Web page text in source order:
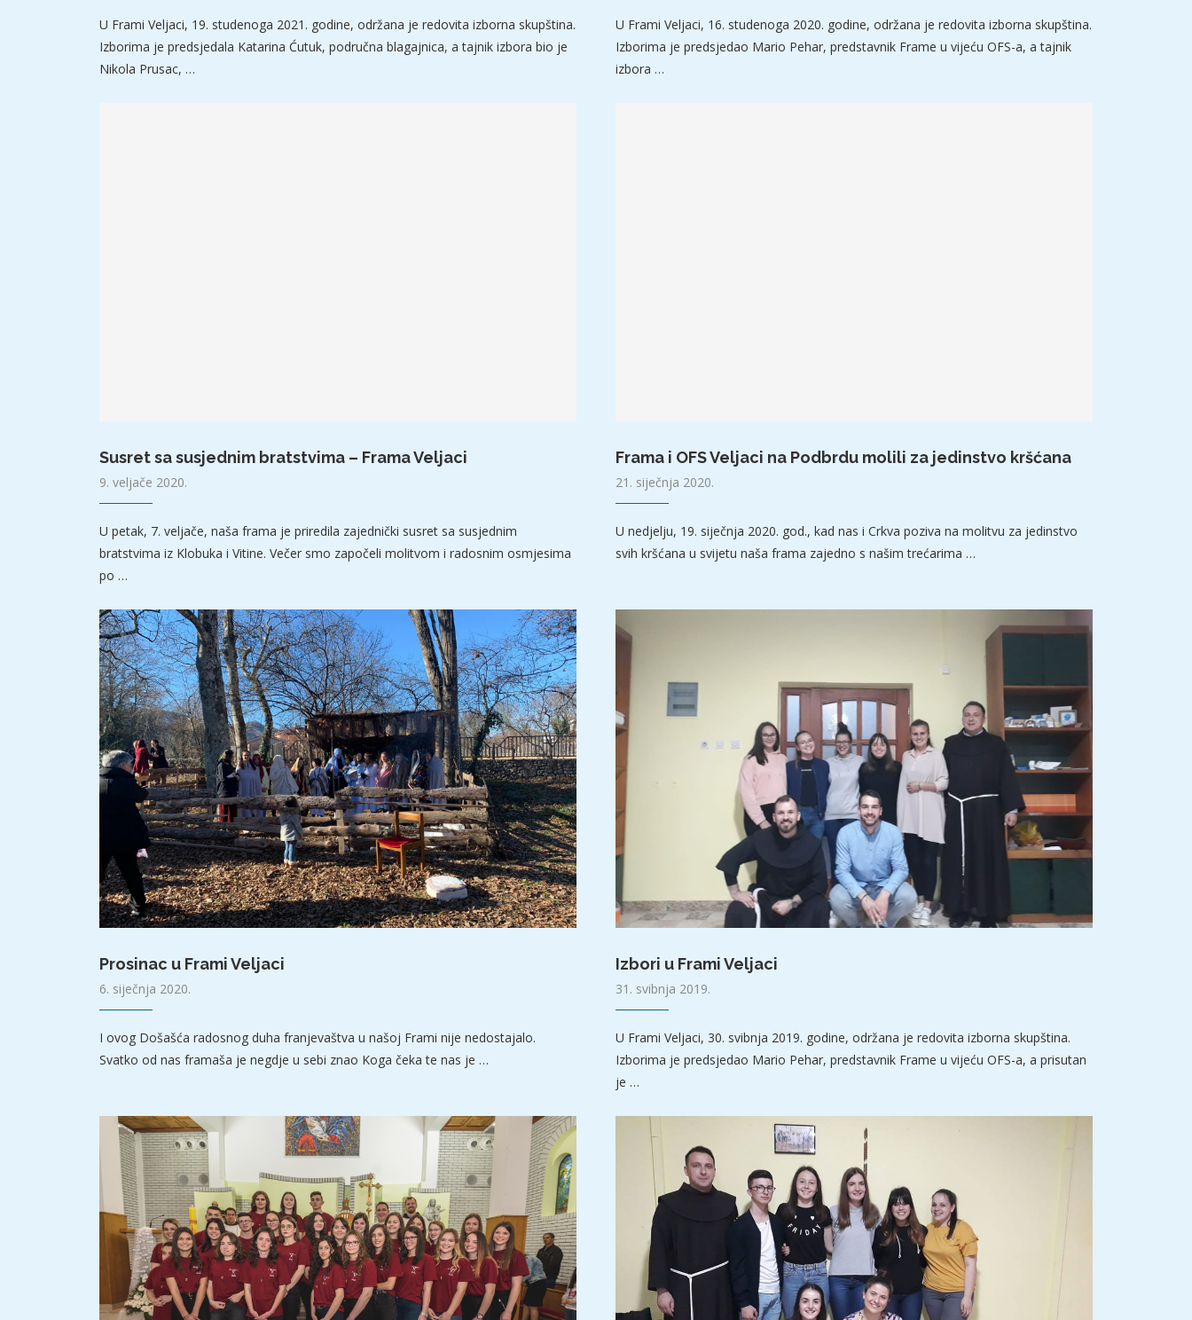
U Frami Veljaci, 19. studenoga 2021. godine, održana je redovita izborna skupština.
Izborima je predsjedala Katarina Ćutuk, područna blagajnica, a tajnik izbora bio je
Nikola Prusac, …
U Frami Veljaci, 16. studenoga 2020. godine, održana je redovita izborna skupština.
Izborima je predsjedao Mario Pehar, predstavnik Frame u vijeću OFS-a, a tajnik
izbora …
Susret sa susjednim bratstvima – Frama Veljaci
9. veljače 2020.
U petak, 7. veljače, naša frama je priredila zajednički susret sa susjednim
bratstvima iz Klobuka i Vitine. Večer smo započeli molitvom i radosnim osmjesima
po …
Frama i OFS Veljaci na Podbrdu molili za jedinstvo kršćana
21. siječnja 2020.
U nedjelju, 19. siječnja 2020. god., kad nas i Crkva poziva na molitvu za jedinstvo
svih kršćana u svijetu naša frama zajedno s našim trećarima …
Prosinac u Frami Veljaci
6. siječnja 2020.
I ovog Došašća radosnog duha franjevaštva u našoj Frami nije nedostajalo.
Svatko od nas framaša je negdje u sebi znao Koga čeka te nas je …
Izbori u Frami Veljaci
31. svibnja 2019.
U Frami Veljaci, 30. svibnja 2019. godine, održana je redovita izborna skupština.
Izborima je predsjedao Mario Pehar, predstavnik Frame u vijeću OFS-a, a prisutan
je …